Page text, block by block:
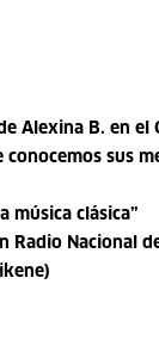
Alexina B. en el
sus
música clásica”
Radio Nacional